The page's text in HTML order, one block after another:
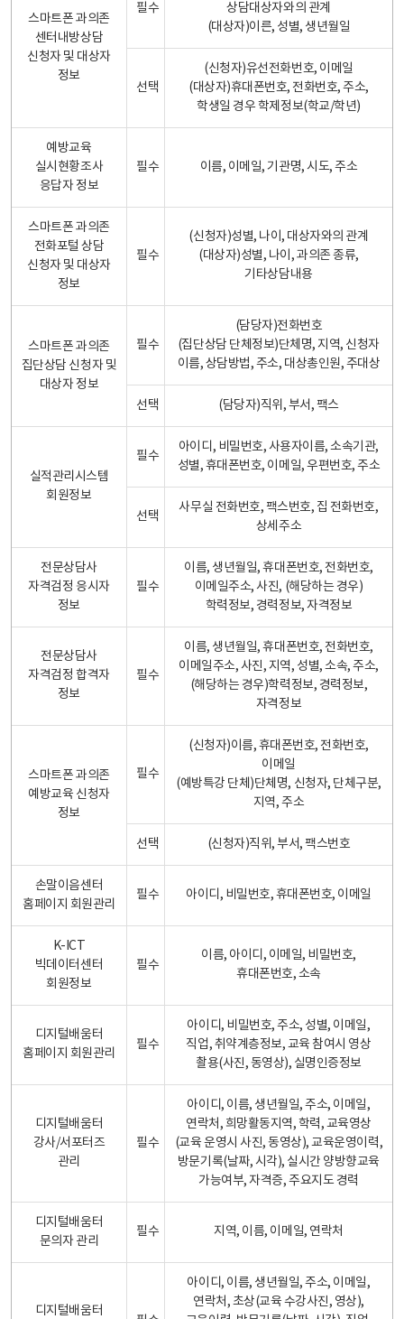
스마트폰 과의존
센터내방상담
신청자 및 대상자
정보
필수
상담대상자와의 관계
(대상자)이른, 성별, 생년월일
선택
(신청자)유선전화번호, 이메일
(대상자)휴대폰번호, 전화번호, 주소,
학생일 경우 학제정보(학교/학년)
예방교육
실시현황조사
응답자 정보
필수 이름, 이메일, 기관명, 시도, 주소
스마트폰 과의존
전화포털 상담
신청자 및 대상자
정보
필수
(신청자)성별, 나이, 대상자와의 관계
(대상자)성별, 나이, 과의존 종류,
기타상담내용
스마트폰 과의존
집단상담 신청자 및
대상자 정보
필수
(담당자)전화번호
(집단상담 단체정보)단체명, 지역, 신청자
이름, 상담방법, 주소, 대상총인원, 주대상
선택 (담당자)직위, 부서, 팩스
실적관리시스템
회원정보
필수
아이디, 비밀번호, 사용자이름, 소속기관,
성별, 휴대폰번호, 이메일, 우편번호, 주소
선택
사무실 전화번호, 팩스번호, 집 전화번호,
상세주소
전문상담사
자격검정 응시자
정보
필수
이름, 생년월일, 휴대폰번호, 전화번호,
이메일주소, 사진, (해당하는 경우)
학력정보, 경력정보, 자격정보
전문상담사
자격검정 합격자
정보
필수
이름, 생년월일, 휴대폰번호, 전화번호,
이메일주소, 사진, 지역, 성별, 소속, 주소,
(해당하는 경우)학력정보, 경력정보,
자격정보
스마트폰 과의존
예방교육 신청자
정보
필수
(신청자)이름, 휴대폰번호, 전화번호,
이메일
(예방특강 단체)단체명, 신청자, 단체구분,
지역, 주소
선택 (신청자)직위, 부서, 팩스번호
손말이음센터
홈페이지 회원관리
필수 아이디, 비밀번호, 휴대폰번호, 이메일
K-ICT
빅데이터센터
회원정보
필수
이름, 아이디, 이메일, 비밀번호,
휴대폰번호, 소속
디지털배움터
홈페이지 회원관리
필수
아이디, 비밀번호, 주소, 성별, 이메일,
직업, 취약계층정보, 교육 참여시 영상
촬용(사진, 동영상), 실명인증정보
디지털배움터
강사/서포터즈
관리
필수
아이디, 이름, 생년월일, 주소, 이메일,
연락처, 희망활동지역, 학력, 교육영상
(교육 운영시 사진, 동영상), 교육운영이력,
방문기록(날짜, 시각), 실시간 양방향교육
가능여부, 자격증, 주요지도 경력
디지털배움터
문의자 관리
필수 지역, 이름, 이메일, 연락처
디지털배움터
아이디, 이름, 생년월일, 주소, 이메일,
연락처, 초상(교육 수강사진, 영상),